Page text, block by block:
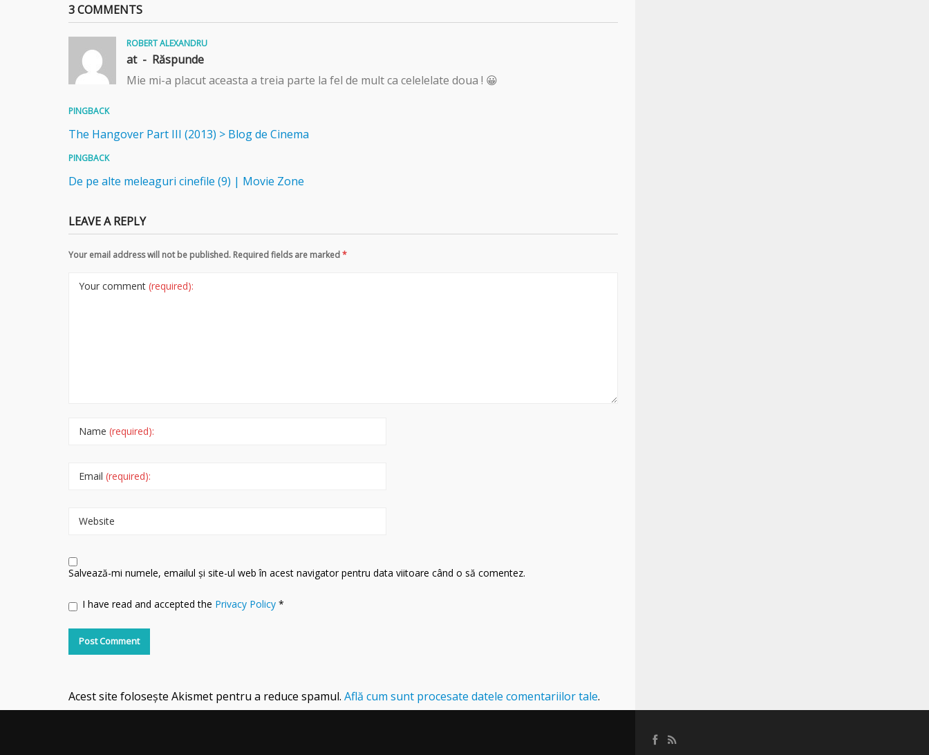
3 COMMENTS
ROBERT ALEXANDRU
at - Răspunde
Mie mi-a placut aceasta a treia parte la fel de mult ca celelelate doua ! 😀
PINGBACK
The Hangover Part III (2013) > Blog de Cinema
PINGBACK
De pe alte meleaguri cinefile (9) | Movie Zone
LEAVE A REPLY
Your email address will not be published. Required fields are marked*
Your comment (required):
Name (required):
Email (required):
Website
Salvează-mi numele, emailul și site-ul web în acest navigator pentru data viitoare când o să comentez.
I have read and accepted the Privacy Policy *
Acest site folosește Akismet pentru a reduce spamul. Află cum sunt procesate datele comentariilor tale.